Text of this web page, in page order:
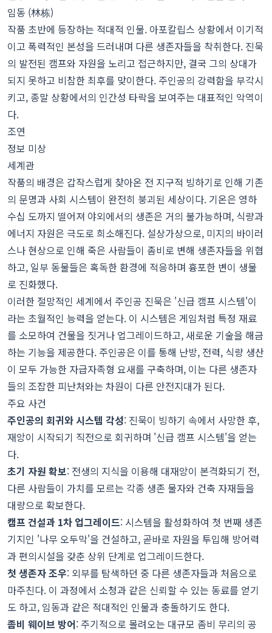
임동 (林栋)
작품 초반에 등장하는 적대적 인물. 아포칼립스 상황에서 이기적
이고 폭력적인 본성을 드러내며 다른 생존자들을 착취한다. 진묵
의 발전된 캠프와 자원을 노리고 접근하지만, 결국 그의 상대가
되지 못하고 비참한 최후를 맞이한다. 주인공의 강력함을 부각시
키고, 종말 상황에서의 인간성 타락을 보여주는 대표적인 악역이
다.
조연
정보 미상
세계관
작품의 배경은 갑작스럽게 찾아온 전 지구적 빙하기로 인해 기존
의 문명과 사회 시스템이 완전히 붕괴된 세상이다. 기온은 영하
수십 도까지 떨어져 야외에서의 생존은 거의 불가능하며, 식량과
에너지 자원은 극도로 희소해진다. 설상가상으로, 미지의 바이러
스나 현상으로 인해 죽은 사람들이 좀비로 변해 생존자들을 위협
하고, 일부 동물들은 혹독한 환경에 적응하며 흉포한 변이 생물
로 진화했다.
이러한 절망적인 세계에서 주인공 진묵은 '신급 캠프 시스템'이
라는 초월적인 능력을 얻는다. 이 시스템은 게임처럼 특정 재료
를 소모하여 건물을 짓거나 업그레이드하고, 새로운 기술을 해금
하는 기능을 제공한다. 주인공은 이를 통해 난방, 전력, 식량 생산
이 모두 가능한 자급자족형 요새를 구축하며, 이는 다른 생존자
들의 조잡한 피난처와는 차원이 다른 안전지대가 된다.
주요 사건
주인공의 회귀와 시스템 각성: 진묵이 빙하기 속에서 사망한 후,
재앙이 시작되기 직전으로 회귀하며 '신급 캠프 시스템'을 얻는
다.
초기 자원 확보: 전생의 지식을 이용해 대재앙이 본격화되기 전,
다른 사람들이 가치를 모르는 각종 생존 물자와 건축 자재들을
대량으로 확보한다.
캠프 건설과 1차 업그레이드: 시스템을 활성화하여 첫 번째 생존
기지인 '나무 오두막'을 건설하고, 곧바로 자원을 투입해 방어력
과 편의시설을 갖춘 상위 단계로 업그레이드한다.
첫 생존자 조우: 외부를 탐색하던 중 다른 생존자들과 처음으로
마주친다. 이 과정에서 소청과 같은 신뢰할 수 있는 동료를 얻기
도 하고, 임동과 같은 적대적인 인물과 충돌하기도 한다.
좀비 웨이브 방어: 주기적으로 몰려오는 대규모 좀비 무리의 공